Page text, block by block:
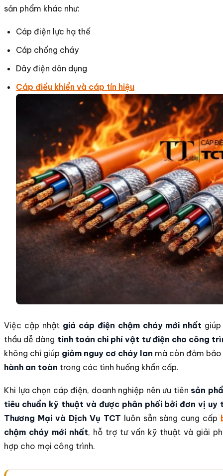
sản phẩm khác như:
Cáp điện lực hạ thế
Cáp chống cháy
Dây điện dân dụng
Cáp điều khiển và cáp tín hiệu
Việc cập nhật giá cáp điện chậm cháy mới nhất
thầu dễ dàng tính toán chi phí vật tư điện cho công
không chỉ giúp giảm nguy cơ cháy lan mà còn đảm bảo
hành an toàn trong các tình huống khẩn cấp.
Khi lựa chọn cáp điện, doanh nghiệp nên ưu tiên sản
tiêu chuẩn kỹ thuật và được phân phối bởi đơn vị uy
Thương Mại và Dịch Vụ TCT luôn sẵn sàng cung cấp
chậm cháy mới nhất, hỗ trợ tư vấn kỹ thuật và giải
hợp cho mọi công trình.